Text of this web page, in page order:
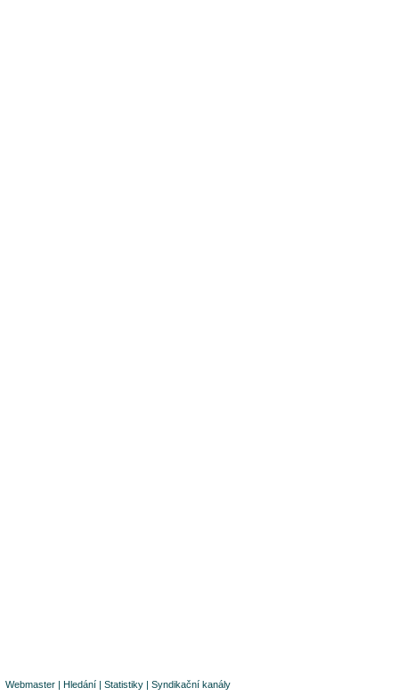
Webmaster | Hledání | Statistiky | Syndikační kanály